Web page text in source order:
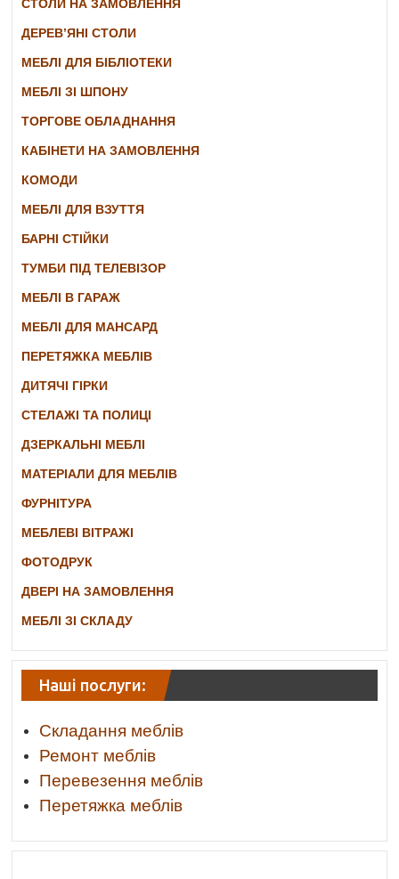
СТОЛИ НА ЗАМОВЛЕННЯ
ДЕРЕВ’ЯНІ СТОЛИ
МЕБЛІ ДЛЯ БІБЛІОТЕКИ
МЕБЛІ ЗІ ШПОНУ
ТОРГОВЕ ОБЛАДНАННЯ
КАБІНЕТИ НА ЗАМОВЛЕННЯ
КОМОДИ
МЕБЛІ ДЛЯ ВЗУТТЯ
БАРНІ СТІЙКИ
ТУМБИ ПІД ТЕЛЕВІЗОР
МЕБЛІ В ГАРАЖ
МЕБЛІ ДЛЯ МАНСАРД
ПЕРЕТЯЖКА МЕБЛІВ
ДИТЯЧІ ГІРКИ
СТЕЛАЖІ ТА ПОЛИЦІ
ДЗЕРКАЛЬНІ МЕБЛІ
МАТЕРІАЛИ ДЛЯ МЕБЛІВ
ФУРНІТУРА
МЕБЛЕВІ ВІТРАЖІ
ФОТОДРУК
ДВЕРІ НА ЗАМОВЛЕННЯ
МЕБЛІ ЗІ СКЛАДУ
Наші послуги:
Складання меблів
Ремонт меблів
Перевезення меблів
Перетяжка меблів